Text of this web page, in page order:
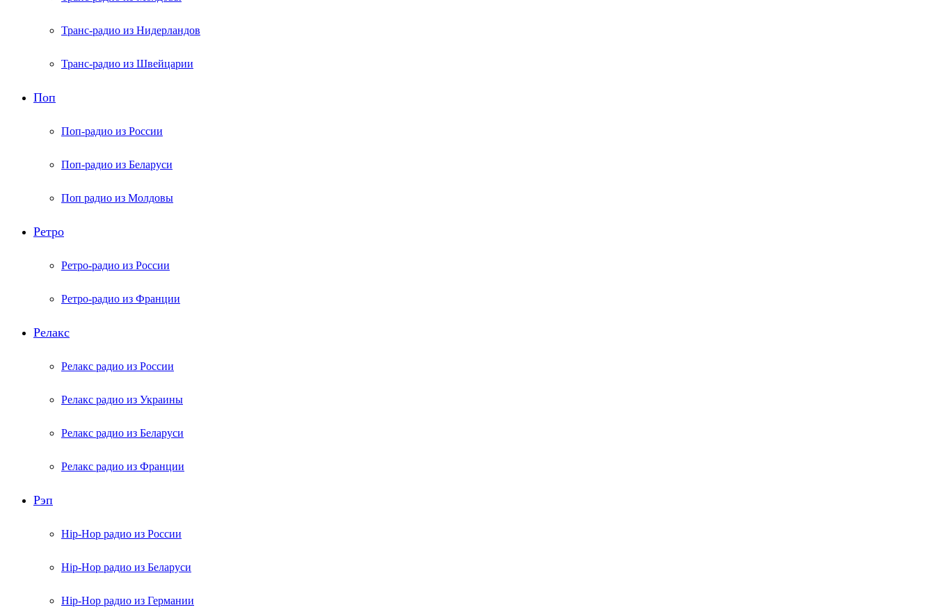
Транс-радио из Нидерландов
Транс-радио из Швейцарии
Поп
Поп-радио из России
Поп-радио из Беларуси
Поп радио из Молдовы
Ретро
Ретро-радио из России
Ретро-радио из Франции
Релакс
Релакс радио из России
Релакс радио из Украины
Релакс радио из Беларуси
Релакс радио из Франции
Рэп
Hip-Hop радио из России
Hip-Hop радио из Беларуси
Hip-Hop радио из Германии